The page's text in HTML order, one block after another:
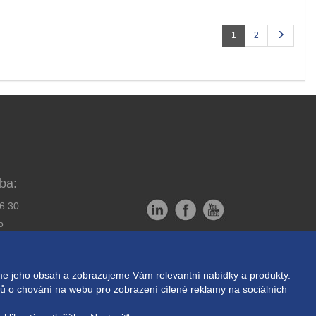
jeho obsah a zobrazujeme Vám relevantní nabídky a produkty.
o chování na webu pro zobrazení cílené reklamy na sociálních
1 2
Powered by ABRA E-shop